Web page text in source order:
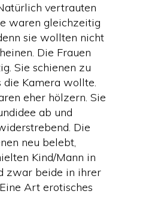
vertrauten
waren gleichzeitig
sie wollten nicht
Die Frauen
Sie schienen zu
die Kamera wollte.
eher hölzern. Sie
ab und
Die
neu belebt,
Kind/Mann in
zwar beide in ihrer
Art erotisches